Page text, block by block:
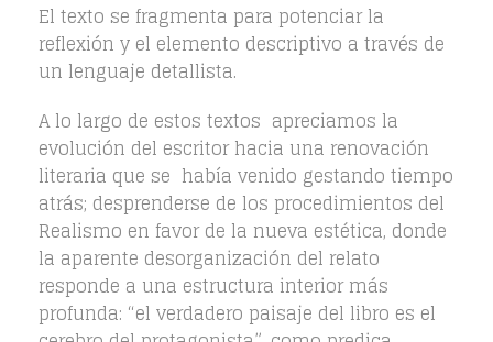
El texto se fragmenta para potenciar la
reflexión y el elemento descriptivo a través de
un lenguaje detallista.
A lo largo de estos textos apreciamos la
evolución del escritor hacia una renovación
literaria que se había venido gestando tiempo
atrás; desprenderse de los procedimientos del
Realismo en favor de la nueva estética, donde
la aparente desorganización del relato
responde a una estructura interior más
profunda: “el verdadero paisaje del libro es el